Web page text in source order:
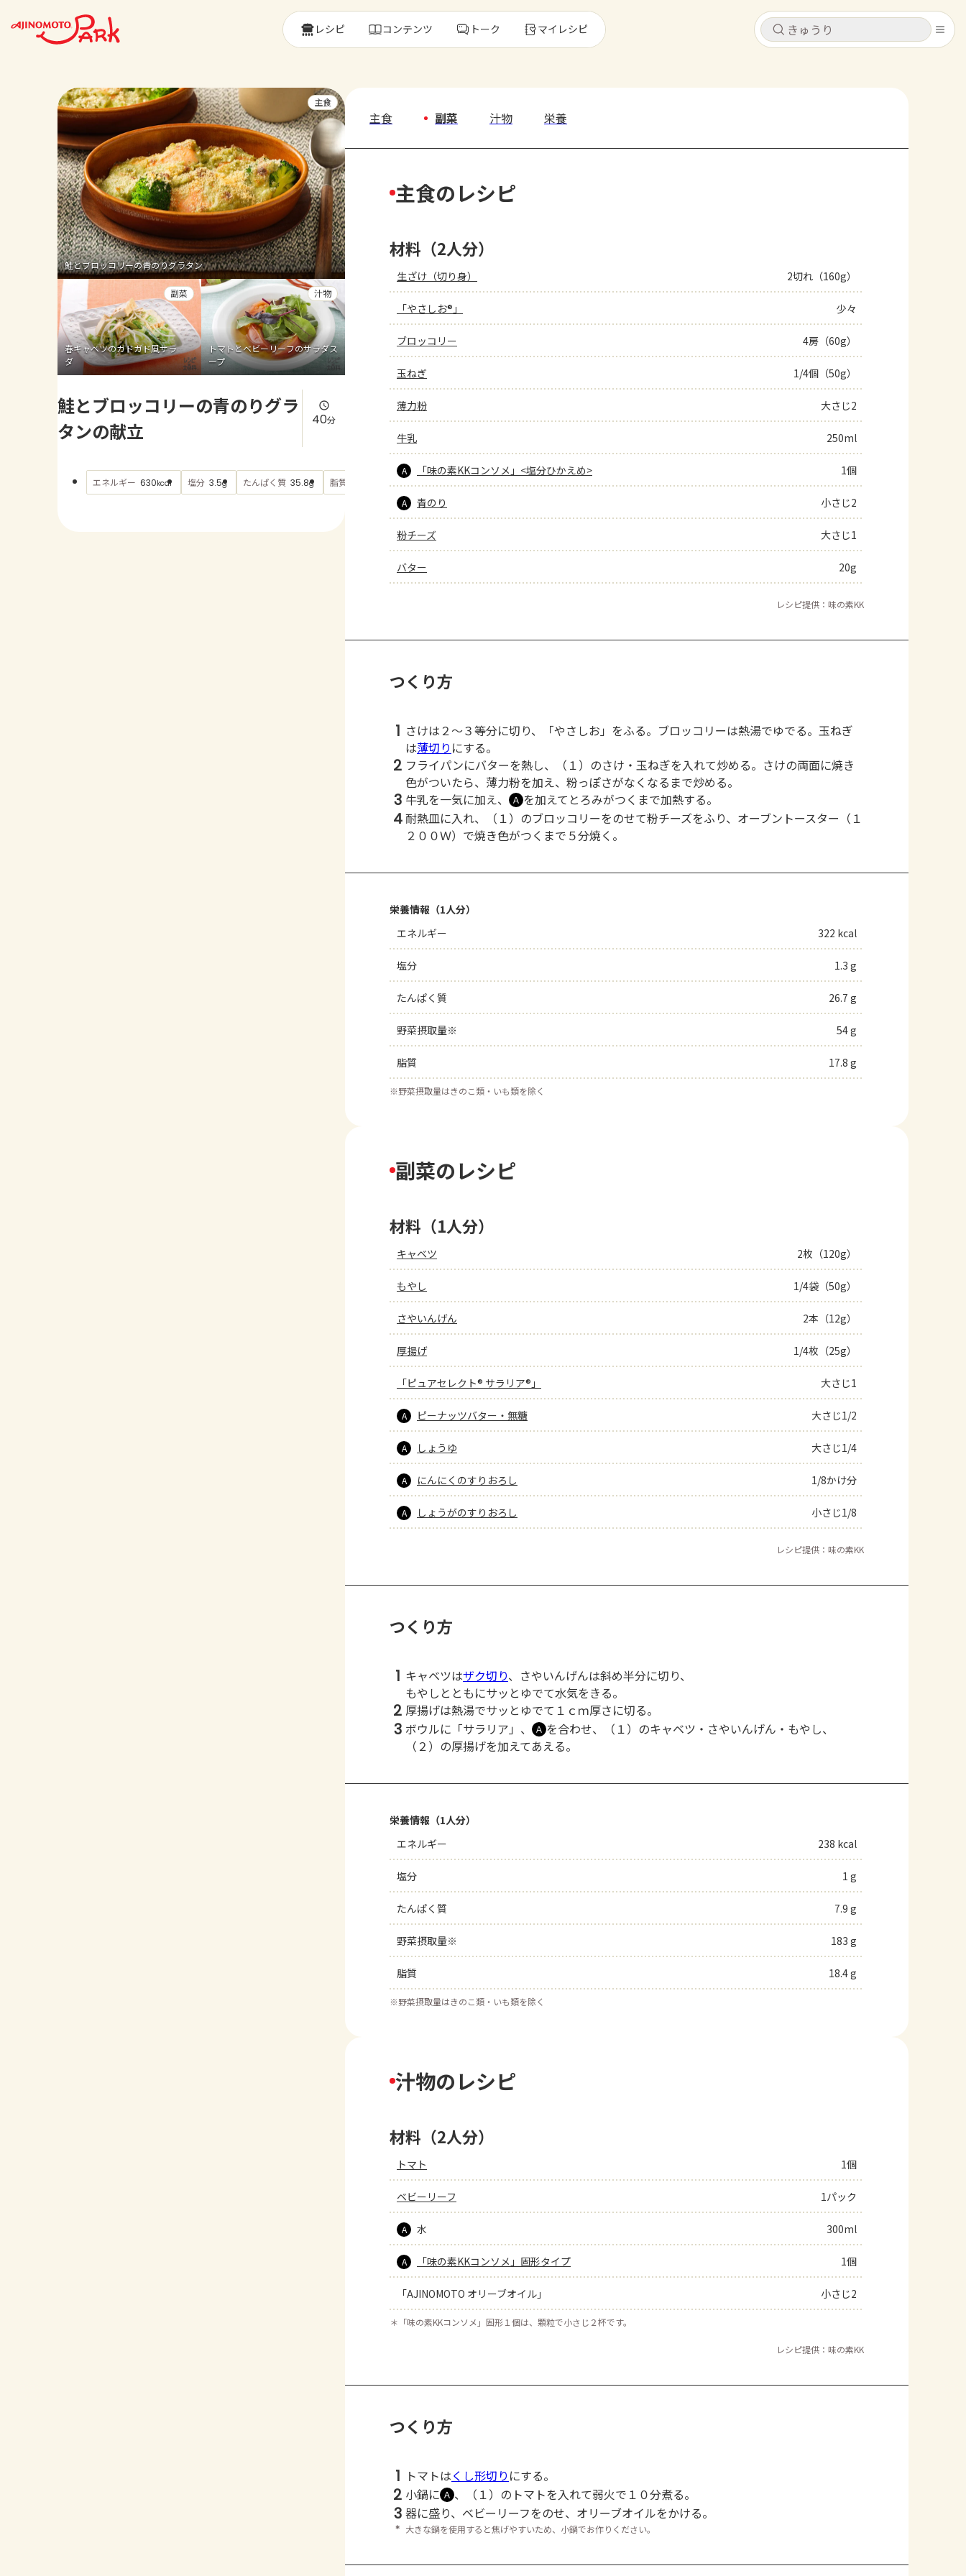
キャンセル
よくあるお問い合わせ
お買い物
キャンセル
レシピ コンテンツ トーク マイレシピ
鮭とブロッコリーの青のりグラタン
主食
春キャベツのガドガド風サラ
ダ
副菜
トマトとベビーリーフのサラダス
ープ
汁物
鮭とブロッコリーの青のりグラ
タンの献立
40分
エネルギー 630kcal 塩分 3.5g たんぱく質 35.8g 脂質 もっと見る
主食 副菜 汁物 栄養
主食のレシピ
材料（2人分）
生ざけ（切り身） 2切れ（160g）
「やさしお®」 少々
ブロッコリー 4房（60g）
玉ねぎ 1/4個（50g）
薄力粉 大さじ2
牛乳 250ml
A 「味の素KKコンソメ」<塩分ひかえめ> 1個
A 青のり 小さじ2
粉チーズ 大さじ1
バター 20g
レシピ提供：味の素KK
つくり方
1 さけは２～３等分に切り、「やさしお」をふる。ブロッコリーは熱湯でゆでる。玉ねぎ
は薄切り にする。
2 フライパンにバターを熱し、（１）のさけ・玉ねぎを入れて炒める。さけの両面に焼き
色がついたら、薄力粉を加え、粉っぽさがなくなるまで炒める。
3 牛乳を一気に加え、 Ａ を加えてとろみがつくまで加熱する。
4耐熱皿に入れ、（１）のブロッコリーをのせて粉チーズをふり、オーブントースター（１
２００Ｗ）で焼き色がつくまで５分焼く。
栄養情報（1人分）
エネルギー
322 kcal
塩分 1.3 g
たんぱく質 26.7 g
野菜摂取量※ 54 g
脂質 17.8 g
※野菜摂取量はきのこ類・いも類を除く
副菜のレシピ
材料（1人分）
キャベツ 2枚（120g）
もやし 1/4袋（50g）
さやいんげん 2本（12g）
厚揚げ 1/4枚（25g）
「ピュアセレクト® サラリア®」 大さじ1
A ピーナッツバター・無糖 大さじ1/2
A しょうゆ 大さじ1/4
A にんにくのすりおろし 1/8かけ分
A しょうがのすりおろし 小さじ1/8
レシピ提供：味の素KK
つくり方
1 キャベツはザク切り、さやいんげんは斜め半分に切り、
もやしとともにサッとゆでて水気をきる。
2 厚揚げは熱湯でサッとゆでて１ｃｍ厚さに切る。
3 ボウルに「サラリア」、 Ａ を合わせ、（１）のキャベツ・さやいんげん・もやし、
（２）の厚揚げを加えてあえる。
栄養情報（1人分）
エネルギー
238 kcal
塩分 1 g
たんぱく質 7.9 g
野菜摂取量※ 183 g
脂質 18.4 g
※野菜摂取量はきのこ類・いも類を除く
汁物のレシピ
材料（2人分）
トマト 1個
ベビーリーフ 1パック
A 水 300ml
A 「味の素KKコンソメ」固形タイプ 1個
「AJINOMOTO オリーブオイル」 小さじ2
＊ 「味の素KKコンソメ」固形１個は、顆粒で小さじ２杯です。
レシピ提供：味の素KK
つくり方
1 トマトはくし形切り にする。
2 小鍋に Ａ 、（１）のトマトを入れて弱火で１０分煮る。
3 器に盛り、ベビーリーフをのせ、オリーブオイルをかける。
＊ 大きな鍋を使用すると焦げやすいため、小鍋でお作りください。